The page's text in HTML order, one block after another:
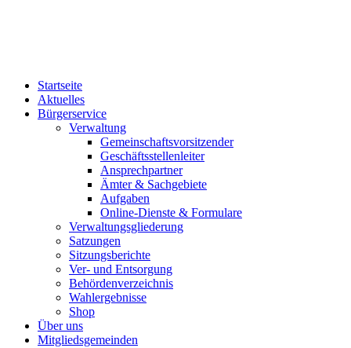
Startseite
Aktuelles
Bürgerservice
Verwaltung
Gemeinschaftsvorsitzender
Geschäftsstellenleiter
Ansprechpartner
Ämter & Sachgebiete
Aufgaben
Online-Dienste & Formulare
Verwaltungsgliederung
Satzungen
Sitzungsberichte
Ver- und Entsorgung
Behördenverzeichnis
Wahlergebnisse
Shop
Über uns
Mitgliedsgemeinden